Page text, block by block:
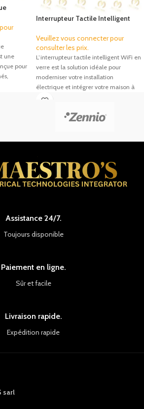
une
pour
Interrupteur Tactile Intelligent
Veuillez vous connecter pour
consulter les prix.
L’interrupteur tactile intelligent WiFi en
verre est la solution idéale pour
moderniser votre installation
électrique et intégrer votre maison à
Assistance 24/7.
Toujours disponible
Paiement en ligne.
Sûr et facile
Livraison rapide.
Expédition rapide
sarl